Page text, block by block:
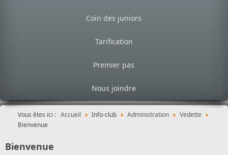
Coin des juniors
Tarification
Premier pas
Nous joindre
Vous êtes ici : Accueil Info-club Administration
Vedette
Bienvenue
Bienvenue